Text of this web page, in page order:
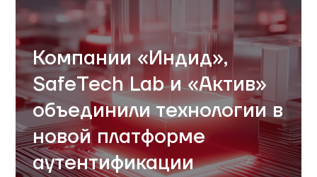
Компании «Индид»,
SafeTech Lab и «Актив»
объединили технологии в
новой платформе
аутентификации